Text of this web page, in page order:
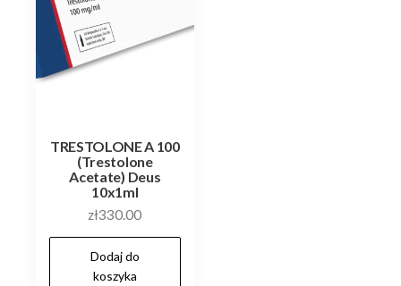
TRESTOLONE A 100
(Trestolone
Acetate) Deus
10x1ml
zł330.00
Dodaj do
koszyka